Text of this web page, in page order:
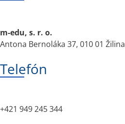
m-edu, s. r. o.
Antona Bernoláka 37, 010 01 Žilina
Telefón
+421 949 245 344